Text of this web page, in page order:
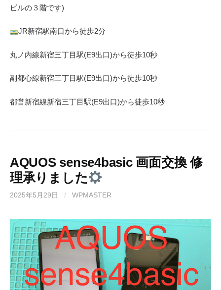
ビルの３階です)
JR新宿駅南口から徒歩2分
丸ノ内線新宿三丁目駅(E9出口)から徒歩10秒
副都心線新宿三丁目駅(E9出口)から徒歩10秒
都営新宿線新宿三丁目駅(E9出口)から徒歩10秒
AQUOS sense4basic 画面交換 修
理承りました
2025年5月29日 / WPMASTER